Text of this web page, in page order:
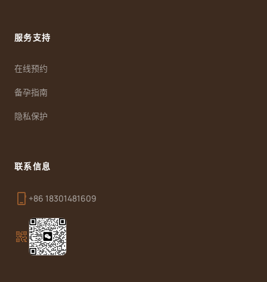
服务支持
在线预约
备孕指南
隐私保护
联系信息
phone_iphone +86 18301481609
qr_code_2